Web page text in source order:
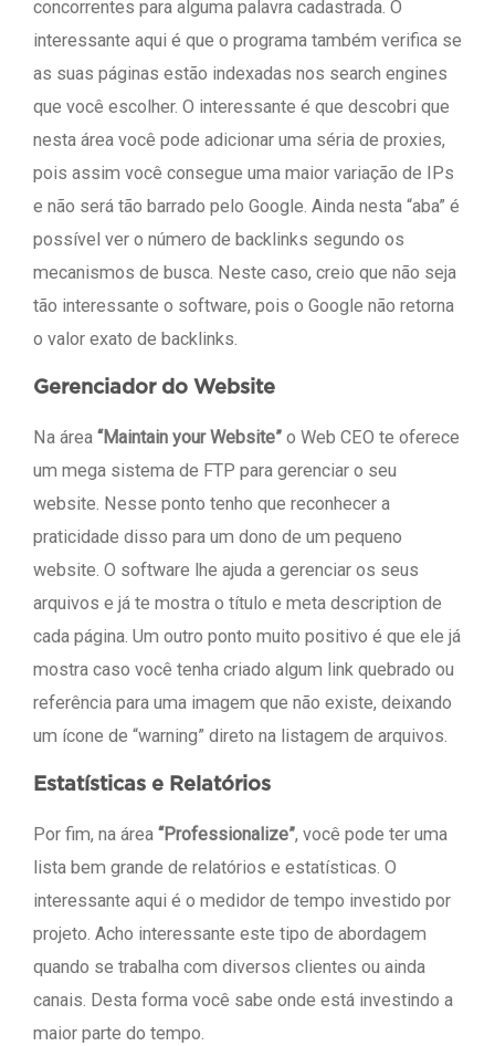
concorrentes para alguma palavra cadastrada. O
interessante aqui é que o programa também verifica se
as suas páginas estão indexadas nos search engines
que você escolher. O interessante é que descobri que
nesta área você pode adicionar uma séria de proxies,
pois assim você consegue uma maior variação de IPs
e não será tão barrado pelo Google. Ainda nesta “aba” é
possível ver o número de backlinks segundo os
mecanismos de busca. Neste caso, creio que não seja
tão interessante o software, pois o Google não retorna
o valor exato de backlinks.
Gerenciador do Website
Na área “Maintain your Website” o Web CEO te oferece
um mega sistema de FTP para gerenciar o seu
website. Nesse ponto tenho que reconhecer a
praticidade disso para um dono de um pequeno
website. O software lhe ajuda a gerenciar os seus
arquivos e já te mostra o título e meta description de
cada página. Um outro ponto muito positivo é que ele já
mostra caso você tenha criado algum link quebrado ou
referência para uma imagem que não existe, deixando
um ícone de “warning” direto na listagem de arquivos.
Estatísticas e Relatórios
Por fim, na área “Professionalize”, você pode ter uma
lista bem grande de relatórios e estatísticas. O
interessante aqui é o medidor de tempo investido por
projeto. Acho interessante este tipo de abordagem
quando se trabalha com diversos clientes ou ainda
canais. Desta forma você sabe onde está investindo a
maior parte do tempo.